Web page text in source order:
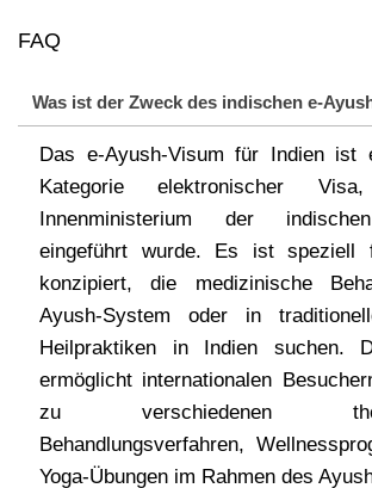
FAQ
Was ist der Zweck
Das e-Ayush-Visum für Indien ist
Kategorie elektronischer
Innenministerium der
eingeführt wurde. Es ist speziell
konzipiert, die medizinische
Ayush-System oder in
Heilpraktiken in Indien suchen.
ermöglicht internationalen
zu verschiedenen
Behandlungsverfahren,
Yoga-Übungen im Rahmen des